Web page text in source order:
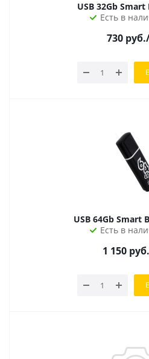
USB 32Gb
Есть в
730руб.
USB 64Gb Smart
Есть в
1 150 руб.